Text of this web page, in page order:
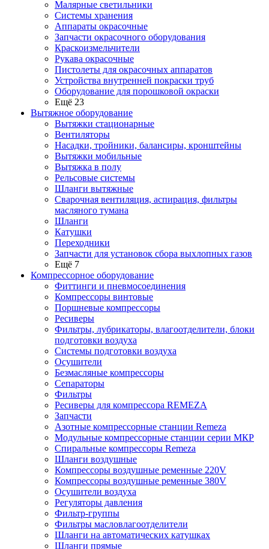
Малярные светильники
Системы хранения
Аппараты окрасочные
Запчасти окрасочного оборудования
Краскоизмельчители
Рукава окрасочные
Пистолеты для окрасочных аппаратов
Устройства внутренней покраски труб
Оборудование для порошковой окраски
Ещё 23
Вытяжное оборудование
Вытяжки стационарные
Вентиляторы
Насадки, тройники, балансиры, кронштейны
Вытяжки мобильные
Вытяжка в полу
Рельсовые системы
Шланги вытяжные
Сварочная вентиляция, аспирация, фильтры
масляного тумана
Шланги
Катушки
Переходники
Запчасти для установок сбора выхлопных газов
Ещё 7
Компрессорное оборудование
Фиттинги и пневмосоединения
Компрессоры винтовые
Поршневые компрессоры
Ресиверы
Фильтры, лубрикаторы, влагоотделители, блоки
подготовки воздуха
Системы подготовки воздуха
Осушители
Безмасляные компрессоры
Сепараторы
Фильтры
Ресиверы для компрессора REMEZA
Запчасти
Азотные компрессорные станции Remeza
Модульные компрессорные станции серии МКР
Спиральные компрессоры Remeza
Шланги воздушные
Компрессоры воздушные ременные 220V
Компрессоры воздушные ременные 380V
Осушители воздуха
Регуляторы давления
Фильтр-группы
Фильтры масловлагоотделители
Шланги на автоматических катушках
Шланги прямые